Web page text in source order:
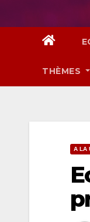
THÈMES
A LA